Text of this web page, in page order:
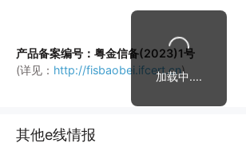
产品备案编号：粤金信备(2023)1号
(详见： http://fisbaobei.ifcert.cn)
其他e线情报
加载中....